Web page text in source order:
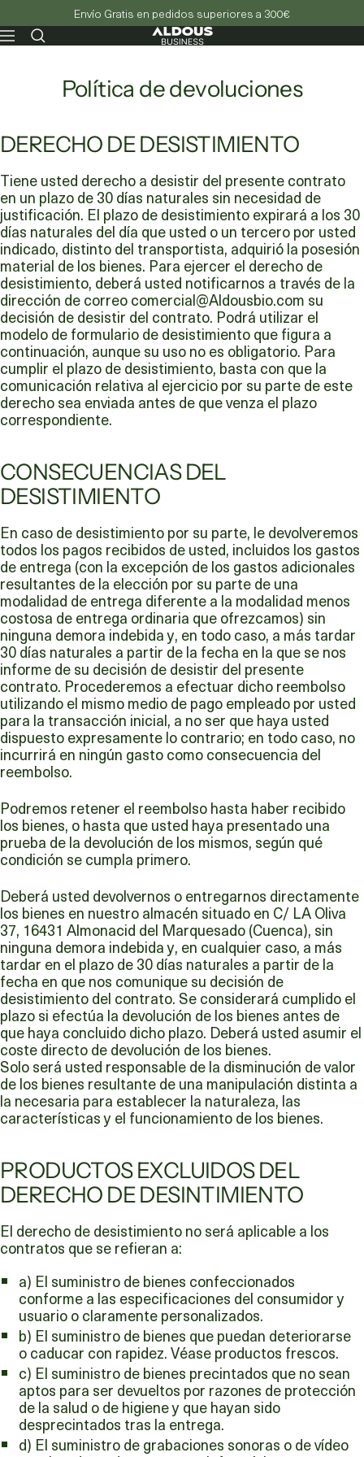
Envío Gratis en pedidos superiores a 300€
Navegación Aldous
-
Política de devoluciones
DERECHO DE DESISTIMIENTO
Tiene usted derecho a desistir del presente contrato
en un plazo de 30 días naturales sin necesidad de
justificación. El plazo de desistimiento expirará a los 30
días naturales del día que usted o un tercero por usted
indicado, distinto del transportista, adquirió la posesión
material de los bienes. Para ejercer el derecho de
desistimiento, deberá usted notificarnos a través de la
dirección de correo comercial@Aldousbio.com su
decisión de desistir del contrato. Podrá utilizar el
modelo de formulario de desistimiento que figura a
continuación, aunque su uso no es obligatorio. Para
cumplir el plazo de desistimiento, basta con que la
comunicación relativa al ejercicio por su parte de este
derecho sea enviada antes de que venza el plazo
correspondiente.
CONSECUENCIAS DEL
DESISTIMIENTO
En caso de desistimiento por su parte, le devolveremos
todos los pagos recibidos de usted, incluidos los gastos
de entrega (con la excepción de los gastos adicionales
resultantes de la elección por su parte de una
modalidad de entrega diferente a la modalidad menos
costosa de entrega ordinaria que ofrezcamos) sin
ninguna demora indebida y, en todo caso, a más tardar
30 días naturales a partir de la fecha en la que se nos
informe de su decisión de desistir del presente
contrato. Procederemos a efectuar dicho reembolso
utilizando el mismo medio de pago empleado por usted
para la transacción inicial, a no ser que haya usted
dispuesto expresamente lo contrario; en todo caso, no
incurrirá en ningún gasto como consecuencia del
reembolso.
Podremos retener el reembolso hasta haber recibido
los bienes, o hasta que usted haya presentado una
prueba de la devolución de los mismos, según qué
condición se cumpla primero.
Deberá usted devolvernos o entregarnos directamente
los bienes en nuestro almacén situado en C/ LA Oliva
37, 16431 Almonacid del Marquesado (Cuenca), sin
ninguna demora indebida y, en cualquier caso, a más
tardar en el plazo de 30 días naturales a partir de la
fecha en que nos comunique su decisión de
desistimiento del contrato. Se considerará cumplido el
plazo si efectúa la devolución de los bienes antes de
que haya concluido dicho plazo. Deberá usted asumir el
coste directo de devolución de los bienes.
Solo será usted responsable de la disminución de valor
de los bienes resultante de una manipulación distinta a
la necesaria para establecer la naturaleza, las
características y el funcionamiento de los bienes.
PRODUCTOS EXCLUIDOS DEL
DERECHO DE DESINTIMIENTO
El derecho de desistimiento no será aplicable a los
contratos que se refieran a:
a) El suministro de bienes confeccionados
conforme a las especificaciones del consumidor y
usuario o claramente personalizados.
b) El suministro de bienes que puedan deteriorarse
o caducar con rapidez. Véase productos frescos.
c) El suministro de bienes precintados que no sean
aptos para ser devueltos por razones de protección
de la salud o de higiene y que hayan sido
desprecintados tras la entrega.
d) El suministro de grabaciones sonoras o de vídeo